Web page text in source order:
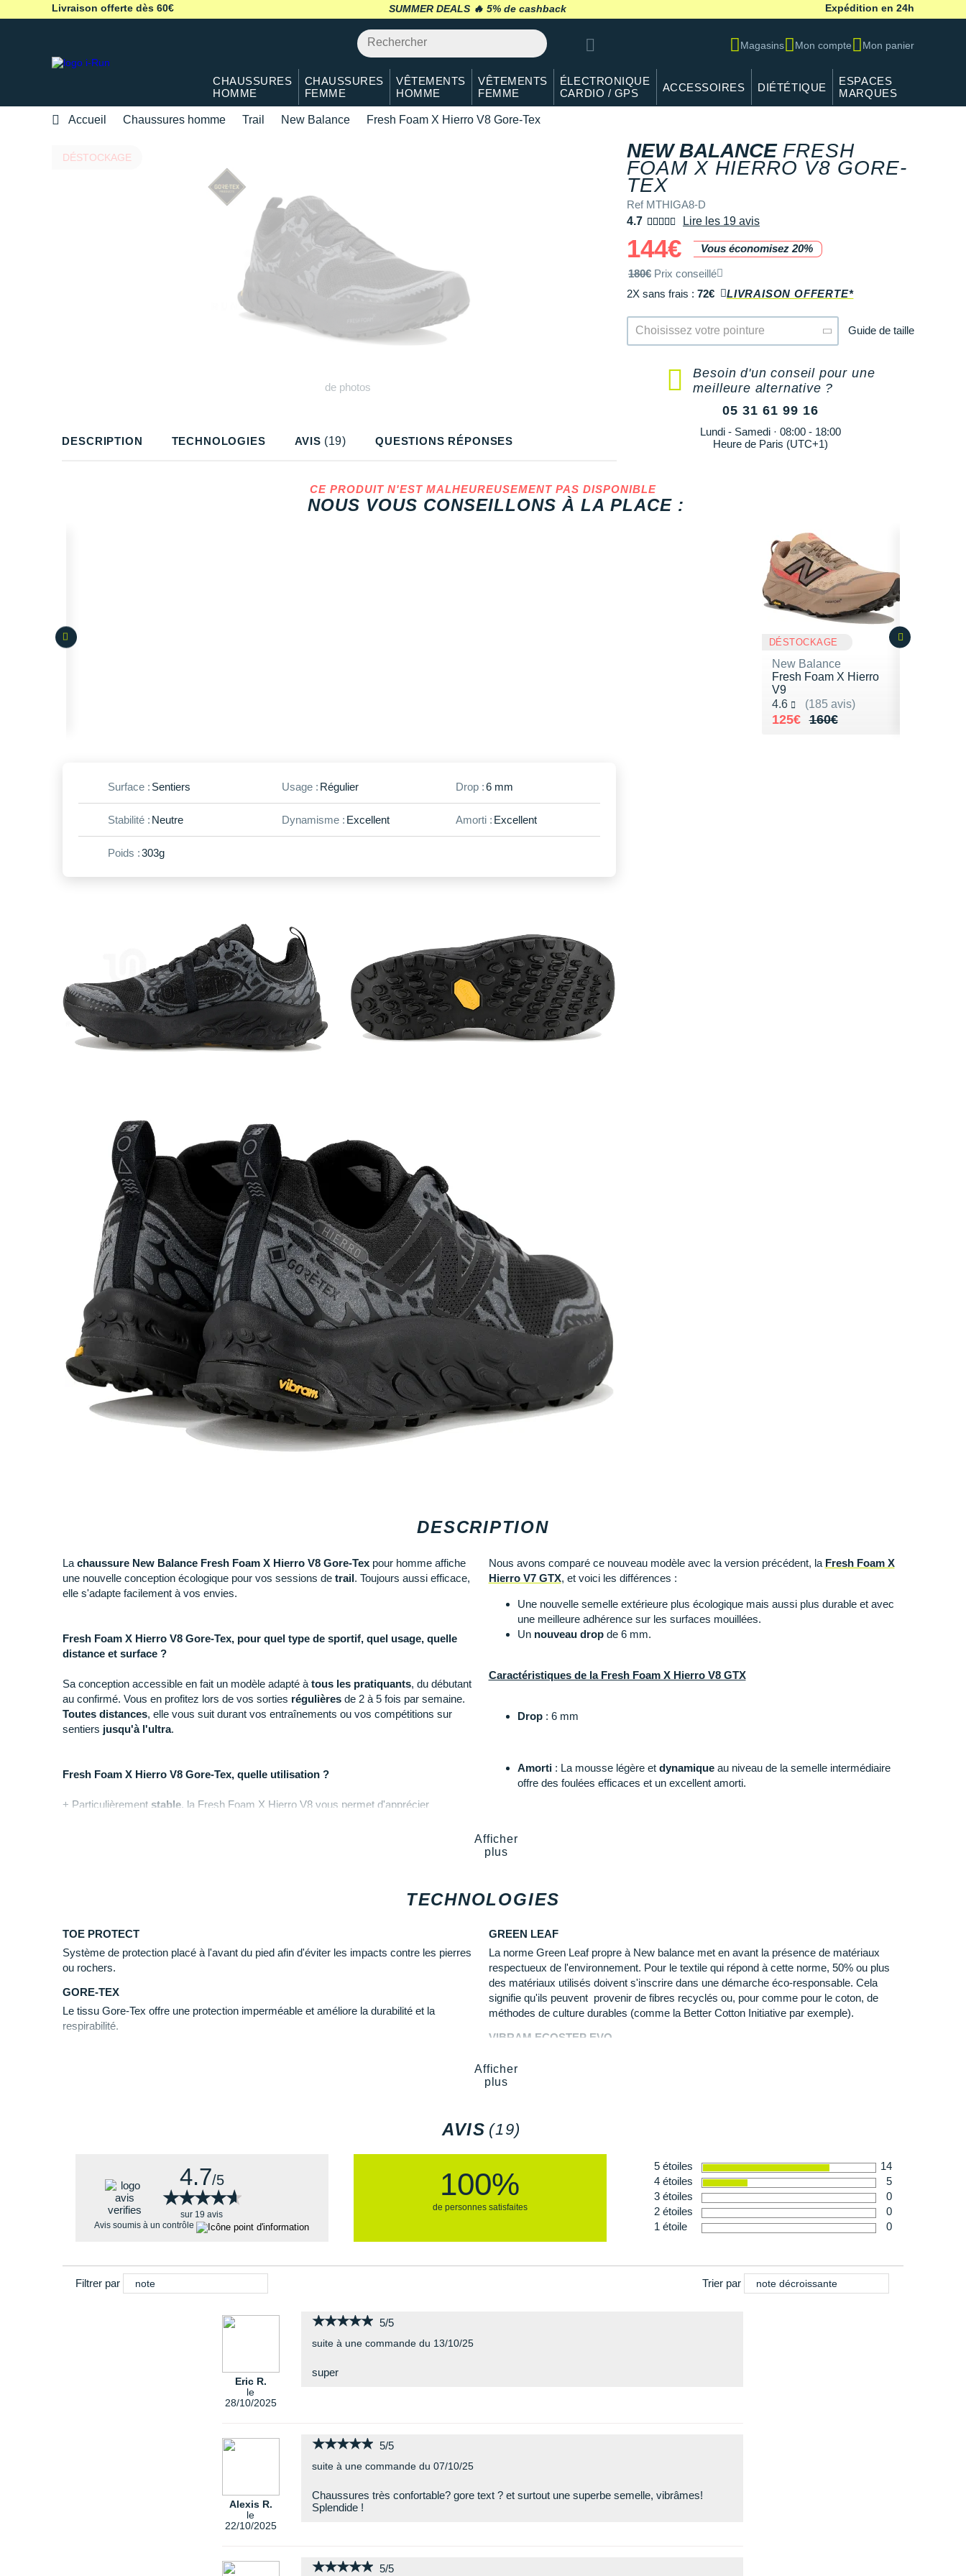
Livraison offerte dès 60€ SUMMER DEALS 🔥 retour 30 jours* Expédition en 24h
Magasins Mon compte Mon panier
CHAUSSURES
HOMME
CHAUSSURES
FEMME
VÊTEMENTS
HOMME
VÊTEMENTS
FEMME
ÉLECTRONIQUE
CARDIO / GPS
ACCESSOIRES DIÉTÉTIQUE
ESPACES
MARQUES
Accueil Chaussures homme Trail New Balance Fresh Foam X Hierro V8 Gore-Tex
NEW BALANCE FRESH
FOAM X HIERRO V8 GORE-
TEXREF MTHIGA8-D
Ref MTHIGA8-D
4.7
Lire les 19 avis
144€ Vous économisez 20%
180€ Prix conseillé
2X sans frais : 72€ LIVRAISON OFFERTE*
Choisissez votre pointure Guide de taille
Besoin d'un conseil pour une
meilleure alternative ?
05 31 61 99 16
Lundi - Samedi · 08:00 - 18:00
Heure de Paris (UTC+1)
DESCRIPTION TECHNOLOGIES AVIS (19) QUESTIONS RÉPONSES
Surface : Sentiers Usage : Régulier Drop :6 mm
Stabilité : Neutre Dynamisme : Excellent Amorti : Excellent
Poids :303g
DÉSTOCKAGE
Plus
de photos
CE PRODUIT N'EST MALHEUREUSEMENT PAS DISPONIBLE
NOUS VOUS CONSEILLONS À LA PLACE :
DÉSTOCKAGE
New Balance
Fresh Foam X Hierro
V9
4.6
(185 avis)
Noté 4.6 sur 5
160€
Au lieu de 160€
125€
Vendu 125€
DESCRIPTION
La chaussure New Balance Fresh Foam X Hierro V8 Gore-Tex pour homme affiche
une nouvelle conception écologique pour vos sessions de trail. Toujours aussi efficace,
elle s'adapte facilement à vos envies.
Fresh Foam X Hierro V8 Gore-Tex, pour quel type de sportif, quel usage, quelle
distance et surface ?
Sa conception accessible en fait un modèle adapté à tous les pratiquants, du débutant
au confirmé. Vous en profitez lors de vos sorties régulières de 2 à 5 fois par semaine.
Toutes distances, elle vous suit durant vos entraînements ou vos compétitions sur
sentiers jusqu'à l'ultra.
Fresh Foam X Hierro V8 Gore-Tex, quelle utilisation ?
+ Particulièrement stable, la Fresh Foam X Hierro V8 vous permet d'apprécier
Parmi ses différentes qualités vous retrouvez :
Une
Sa tige enveloppante qui s'ajuste agréablement.
Sonimperméabilitéassurée par le membrane Gore-Tex.
Une fabrication
Nous avons comparé ce nouveau modèle avec la version précédent, la Fresh Foam X
Hierro V7 GTX, et voici les différences :
Une nouvelle semelle extérieure plus écologique mais aussi plus durable et avec
une meilleure adhérence sur les surfaces mouillées.
Un nouveau dropde 6 mm.
Caractéristiques de la Fresh Foam X Hierro V8 GTX
Drop: 6 mm
Amorti: La mousse légère et dynamiqueau niveau de la semelle intermédiaire
offre des foulées efficaces et un excellent amorti.
Empeigne
Semelle extérieure
extérieure garantit une adhérence optimale sur une multitude de surfaces sèches
ou mouillées. Les crampons de 4 mm augmentent votre accroche
et votre traction
sur les chemins de trail.
Afficher
plus
TECHNOLOGIES
TOE PROTECT
Système de protection placé à l'avant du pied afin d'éviter les impacts contre les pierres
ou rochers.
GORE-TEX
Le tissu Gore-Tex offre une protection imperméable et améliore la durabilité et la
respirabilité.
GREEN LEAF
La norme Green Leaf propre à New balance met en avant la présence de matériaux
respectueux de l'environnement. Pour le textile qui répond à cette norme, 50% ou plus
des matériaux utilisés doivent s'inscrire dans une démarche éco-responsable. Cela
signifie qu'ils peuvent provenir de fibres recyclés ou, pour comme pour le coton, de
méthodes de culture durables (comme la Better Cotton Initiative par exemple).
VIBRAM ECOSTEP EVO
qui utilise un minimum de 30% de gomme Vibram recyclée. Une combinaison innovante
entre développement durable et performance, qui fournit une meilleure durabilité et
Afficher
plus
AVIS (19)
4.7/5
★★★★★
★★★★★
sur 19 avis
Avis soumis à un contrôle
100%
de personnes satisfaites
5 étoiles
14
4 étoiles
5
3 étoiles
0
2 étoiles
0
1 étoile
0
Filtrer par note Trier par note décroissante
Eric R.
le
28/10/2025
★★★★★
★★★★★ 5/5
suite à une commande du 13/10/25
super
Alexis R.
le
22/10/2025
★★★★★
★★★★★ 5/5
suite à une commande du 07/10/25
Chaussures très confortable? gore text ? et surtout une superbe semelle, vibrâmes!
Splendide !
★★★★★
★★★★★ 5/5